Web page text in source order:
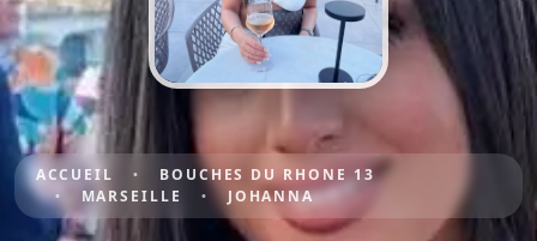
ACCUEIL
BOUCHES DU RHONE 13
MARSEILLE
JOHANNA